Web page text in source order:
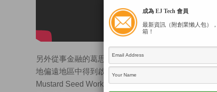
另外從事金融的葛思穎，亦在3年前探訪內
地偏遠地區中得到啟發，回港創辦社企The
Mustard Seed Workshop，將偏遠地區的
成為 EJ Tech 會員
最新資訊（附創業懶人包）
箱！